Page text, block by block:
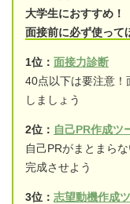
大学生におすすめ！
面接前に必ず使って
1位： 面接力診断
40点以下は要注意
しましょう
2位： 自己PR作成ツ
自己PRがまとまら
完成させよう
3位： 志望動機作成